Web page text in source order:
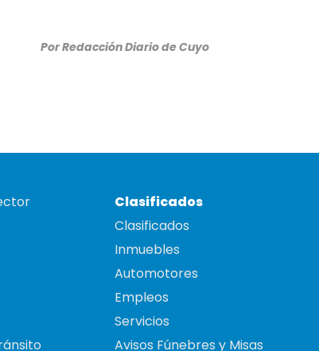
PorRedacción Diario de Cuyo
Clasificados
Clasificados
Inmuebles
Automotores
Empleos
Servicios
Avisos Fúnebres y Misas